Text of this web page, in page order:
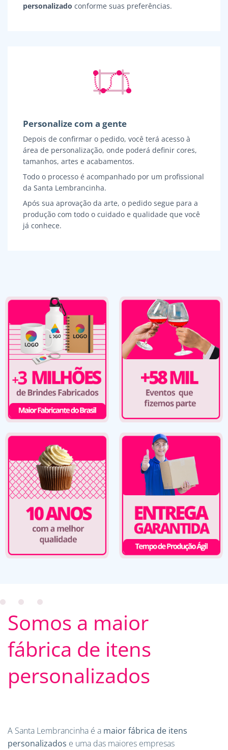
personalizado conforme suas preferências.
Personalize com a gente
Depois de confirmar o pedido, você terá acesso à
área de personalização, onde poderá definir cores,
tamanhos, artes e acabamentos.
Todo o processo é acompanhado por um profissional
da Santa Lembrancinha.
Após sua aprovação da arte, o pedido segue para a
produção com todo o cuidado e qualidade que você
já conhece.
Somos a maior
fábrica de itens
personalizados
A Santa Lembrancinha é a maior fábrica de itens
personalizados e uma das maiores empresas